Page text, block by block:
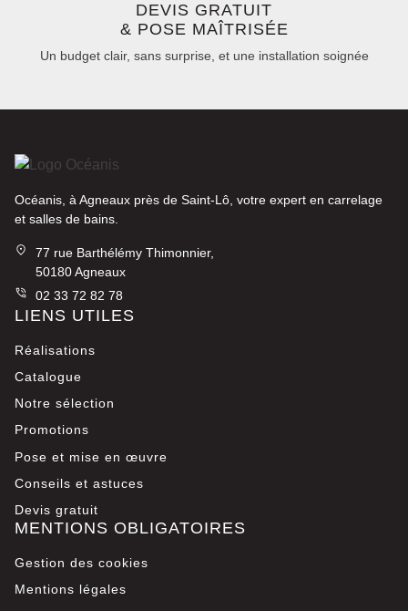
DEVIS GRATUIT
& POSE MAÎTRISÉE
Un budget clair, sans surprise, et une installation soignée
Océanis, à Agneaux près de Saint-Lô, votre expert en carrelage
et salles de bains.
77 rue Barthélémy Thimonnier,
50180 Agneaux
02 33 72 82 78
LIENS UTILES
Réalisations
Catalogue
Notre sélection
Promotions
Pose et mise en œuvre
Conseils et astuces
Devis gratuit
MENTIONS OBLIGATOIRES
Gestion des cookies
Mentions légales